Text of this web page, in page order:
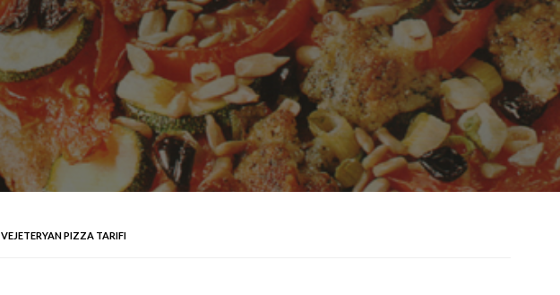
VEJETERYAN PIZZA TARIFI